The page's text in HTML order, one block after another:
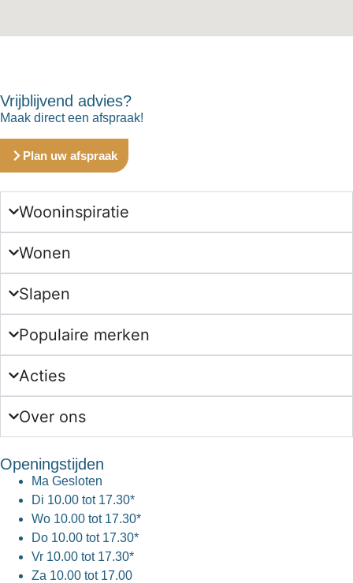
Vrijblijvend advies?
Maak direct een afspraak!
Plan uw afspraak
Wooninspiratie
Wonen
Slapen
Populaire merken
Acties
Over ons
Openingstijden
Ma Gesloten
Di 10.00 tot 17.30*
Wo 10.00 tot 17.30*
Do 10.00 tot 17.30*
Vr 10.00 tot 17.30*
Za 10.00 tot 17.00